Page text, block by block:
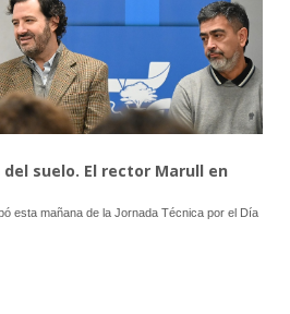
suelo. El rector Marull en
esta mañana de la Jornada Técnica por el Día